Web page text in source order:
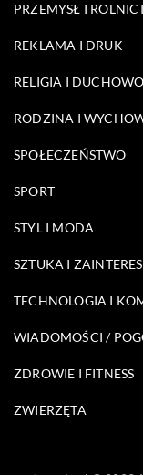
PRZEMYSŁ I
REKLAMA I DRUK
RELIGIA I
RODZINA I
SPOŁECZEŃSTWO
SPORT
STYL I MODA
SZTUKA I
TECHNOLOGIA I
WIADOMOŚCI /
ZDROWIE I FITNESS
ZWIERZĘTA